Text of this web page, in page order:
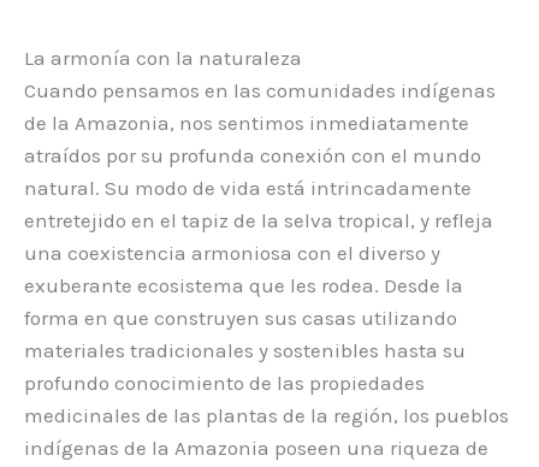
La armonía con la naturaleza
Cuando pensamos en las comunidades indígenas
de la Amazonia, nos sentimos inmediatamente
atraídos por su profunda conexión con el mundo
natural. Su modo de vida está intrincadamente
entretejido en el tapiz de la selva tropical, y refleja
una coexistencia armoniosa con el diverso y
exuberante ecosistema que les rodea. Desde la
forma en que construyen sus casas utilizando
materiales tradicionales y sostenibles hasta su
profundo conocimiento de las propiedades
medicinales de las plantas de la región, los pueblos
indígenas de la Amazonia poseen una riqueza de